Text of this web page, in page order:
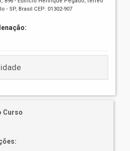
- SP, Brasil CEP: 01302-907
Curso